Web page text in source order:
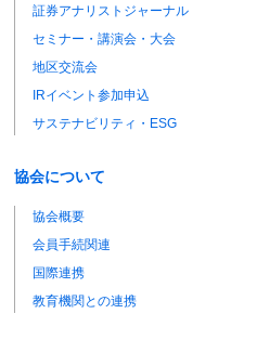
証券アナリストジャーナル
セミナー・講演会・大会
地区交流会
IRイベント参加申込
サステナビリティ・ESG
協会について
協会概要
会員手続関連
国際連携
教育機関との連携